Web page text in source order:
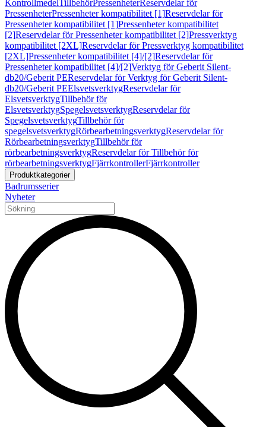
KontrollmedelTillbehörPressenheterReservdelar för
PressenheterPressenheter kompatibilitet [1]Reservdelar för
Pressenheter kompatibilitet [1]Pressenheter kompatibilitet
[2]Reservdelar för Pressenheter kompatibilitet [2]Pressverktyg
kompatibilitet [2XL]Reservdelar för Pressverktyg kompatibilitet
[2XL]Pressenheter kompatibilitet [4]/[2]Reservdelar för
Pressenheter kompatibilitet [4]/[2]Verktyg för Geberit Silent-
db20/Geberit PEReservdelar för Verktyg för Geberit Silent-
db20/Geberit PEElsvetsverktygReservdelar för
ElsvetsverktygTillbehör för
ElsvetsverktygSpegelsvetsverktygReservdelar för
SpegelsvetsverktygTillbehör för
spegelsvetsverktygRörbearbetningsverktygReservdelar för
RörbearbetningsverktygTillbehör för
rörbearbetningsverktygReservdelar för Tillbehör för
rörbearbetningsverktygFjärrkontrollerFjärrkontroller
Produktkategorier
Badrumsserier
Nyheter